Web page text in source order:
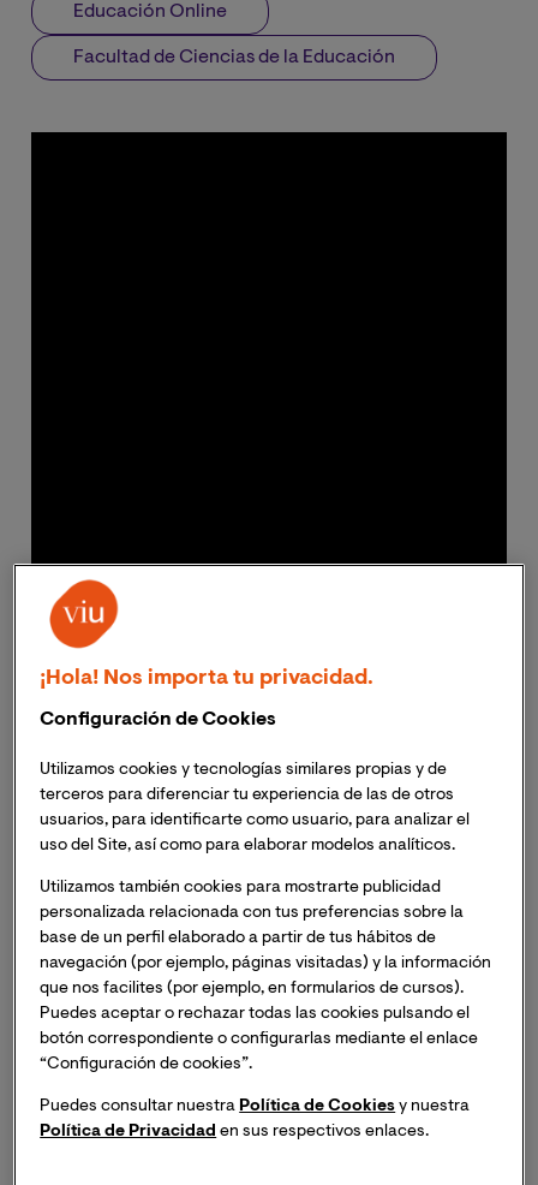
Educación Online
Facultad de Ciencias de la Educación
Se trata de un proyecto llamador a ser referente
en el objetivo de mejorar la calidad y la
accesibilidad de la educación digital en España a
En su creación han colaborado Aulaplaneta, la
Universidad Internacional de Valencia, Fundación
Cotec, Fundación Princesa de Girona, Microsoft,
Intel, Samsung, Escuela21 y Code.org
El ONED ha sido presentado en el marco de la
décima edición de la Jornada de la Colaboración
Público- Privada en Educación en España
¡Hola! Nos importa tu privacidad.
Configuración de Cookies
Utilizamos cookies y tecnologías similares propias y de
terceros para diferenciar tu experiencia de las de otros
usuarios, para identificarte como usuario, para analizar el
uso del Site, así como para elaborar modelos analíticos.
Utilizamos también cookies para mostrarte publicidad
personalizada relacionada con tus preferencias sobre la
base de un perfil elaborado a partir de tus hábitos de
navegación (por ejemplo, páginas visitadas) y la información
que nos facilites (por ejemplo, en formularios de cursos).
Puedes aceptar o rechazar todas las cookies pulsando el
botón correspondiente o configurarlas mediante el enlace
“Configuración de cookies”.
Puedes consultar nuestra Política de Cookies y nuestra
Política de Privacidad en sus respectivos enlaces.